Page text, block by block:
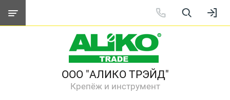
ООО "АЛИКО ТРЭЙД"
Крепёж и инструмент